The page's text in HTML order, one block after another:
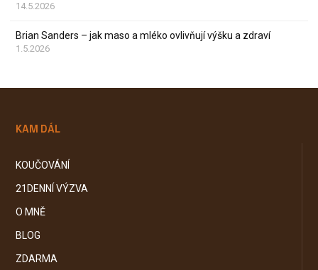
14.5.2026
Brian Sanders – jak maso a mléko ovlivňují výšku a zdraví
1.5.2026
KAM DÁL
KOUČOVÁNÍ
21DENNÍ VÝZVA
O MNĚ
BLOG
ZDARMA